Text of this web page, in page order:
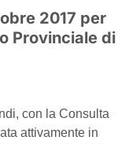
2017 per
Provinciale di
con la Consulta
attivamente in